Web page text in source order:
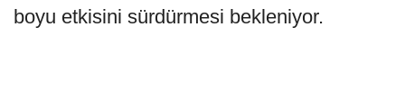
boyu etkisini sürdürmesi bekleniyor.